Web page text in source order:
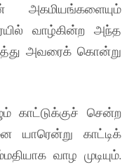
அகமியங்களையும்
வாழ்கின்ற அந்த
அவரைக் கொன்று
காட்டுக்குச் சென்ற
காட்டிக்
வாழ முடியும்.